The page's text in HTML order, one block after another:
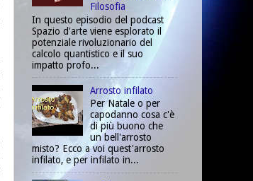
Filosofia
In questo episodio del podcast
Spazio d'arte viene esplorato il
potenziale rivoluzionario del
calcolo quantistico e il suo
impatto profo...
Arrosto infilato
Per Natale o per
capodanno cosa c'è
di più buono che
un bell'arrosto
misto? Ecco a voi quest'arrosto
infilato, e per infilato in...